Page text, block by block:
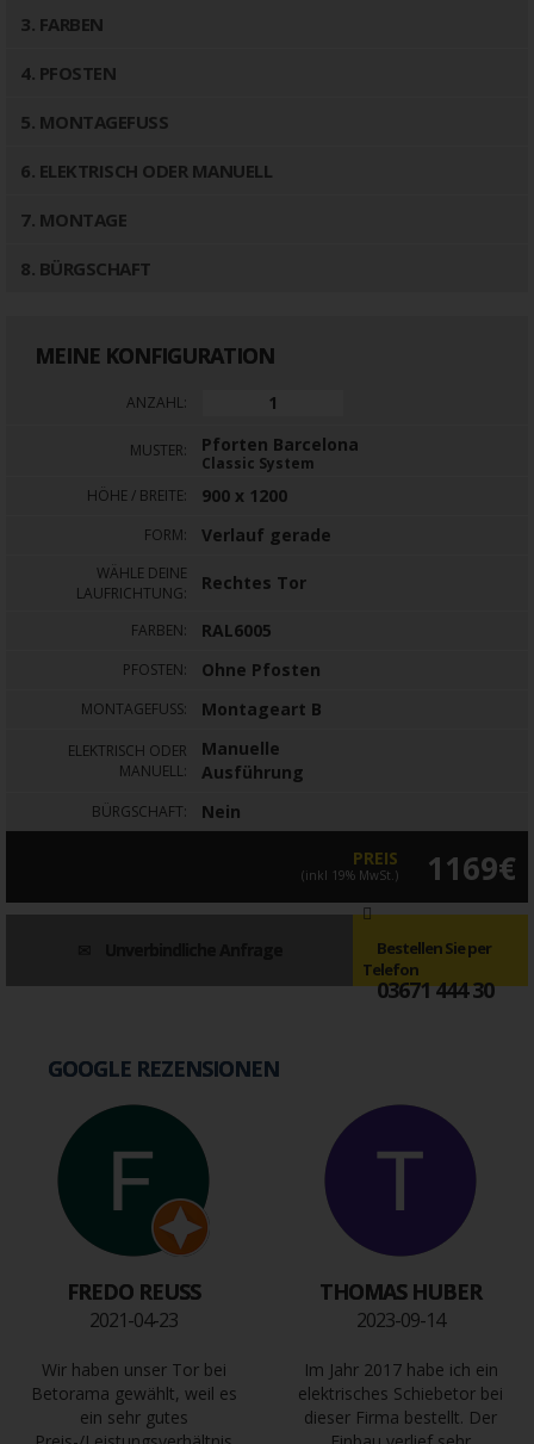
3. FARBEN
4. PFOSTEN
5. MONTAGEFUSS
6. ELEKTRISCH ODER MANUELL
7. MONTAGE
8. BÜRGSCHAFT
MEINE KONFIGURATION
ANZAHL:
MUSTER: Pforten Barcelona
Classic System
HÖHE / BREITE: 900 x 1200
FORM: Verlauf gerade
WÄHLE DEINE
LAUFRICHTUNG:
Rechtes Tor
FARBEN: RAL6005
PFOSTEN: Ohne Pfosten
MONTAGEFUSS: Montageart B
ELEKTRISCH ODER
MANUELL:
Manuelle
Ausführung
BÜRGSCHAFT: Nein
PREIS
(inkl 19% MwSt.) 1169€
Bestellen Sie per
Telefon
03671 444 30
GOOGLE REZENSIONEN
FREDO REUSS
2021-04-23
Wir haben unser Tor bei
Betorama gewählt, weil es
ein sehr gutes
THOMAS HUBER
2023-09-14
Im Jahr 2017 habe ich ein
elektrisches Schiebetor bei
dieser Firma bestellt. Der